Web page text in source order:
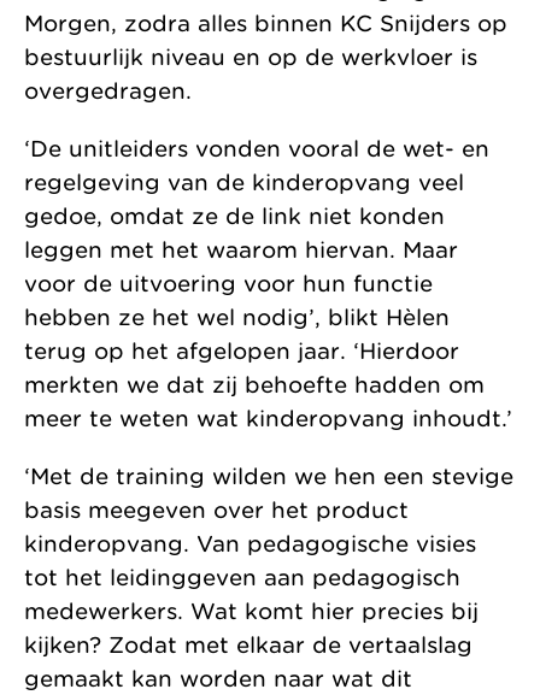
Morgen, zodra alles binnen KC Snijders op
bestuurlijk niveau en op de werkvloer is
overgedragen.
‘De unitleiders vonden vooral de wet- en
regelgeving van de kinderopvang veel
gedoe, omdat ze de link niet konden
leggen met het waarom hiervan. Maar
voor de uitvoering voor hun functie
hebben ze het wel nodig’, blikt Hèlen
terug op het afgelopen jaar. ‘Hierdoor
merkten we dat zij behoefte hadden om
meer te weten wat kinderopvang inhoudt.’
‘Met de training wilden we hen een stevige
basis meegeven over het product
kinderopvang. Van pedagogische visies
tot het leidinggeven aan pedagogisch
medewerkers. Wat komt hier precies bij
kijken? Zodat met elkaar de vertaalslag
gemaakt kan worden naar wat dit